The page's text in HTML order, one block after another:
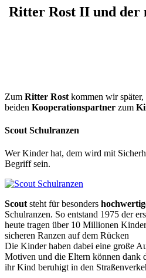
Ritter Rost II und der
Zum Ritter Rost kommen wir
beiden Kooperationspartner zum
Scout Schulranzen
Wer Kinder hat, dem wird mit
Begriff sein.
Scout steht für besonders
Schulranzen. So entstand 1975 der
heute tragen über 10 Millionen
sicheren Ranzen auf dem Rücken
Die Kinder haben dabei eine große
Motiven und die Eltern können dank
ihr Kind beruhigt in den